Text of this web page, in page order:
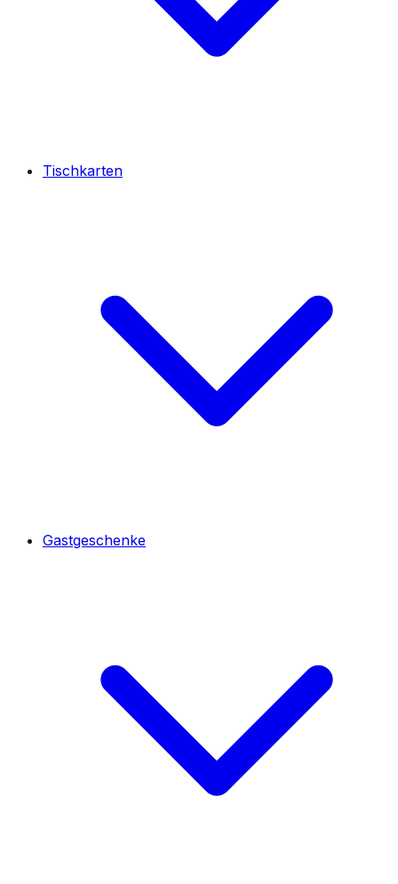
Tischkarten
Gastgeschenke